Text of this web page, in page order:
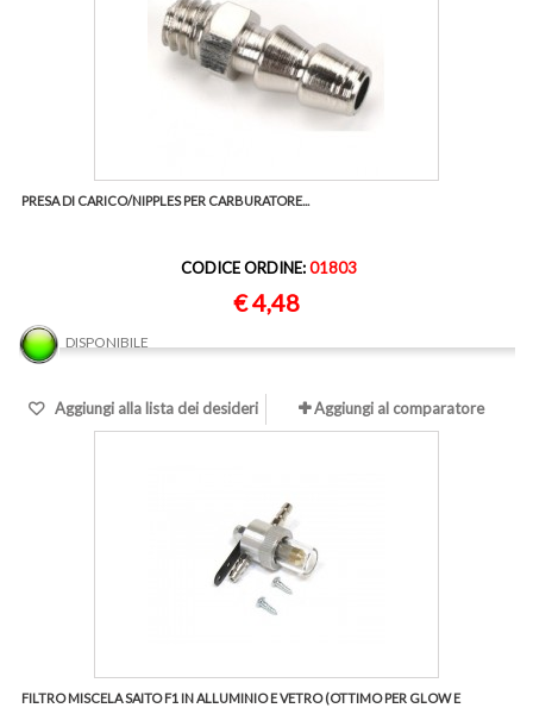
PRESA DI CARICO/NIPPLES PER CARBURATORE...
CODICE ORDINE:01803
€ 4,48
DISPONIBILE
Aggiungi alla lista dei desideri Aggiungi al comparatore
FILTRO MISCELA SAITO F1 IN ALLUMINIO E VETRO (OTTIMO PER GLOW E